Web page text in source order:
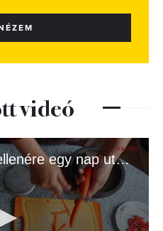
videó
5 étel, ami a hűtés ellenére egy nap után is ételmérgezést okozhat